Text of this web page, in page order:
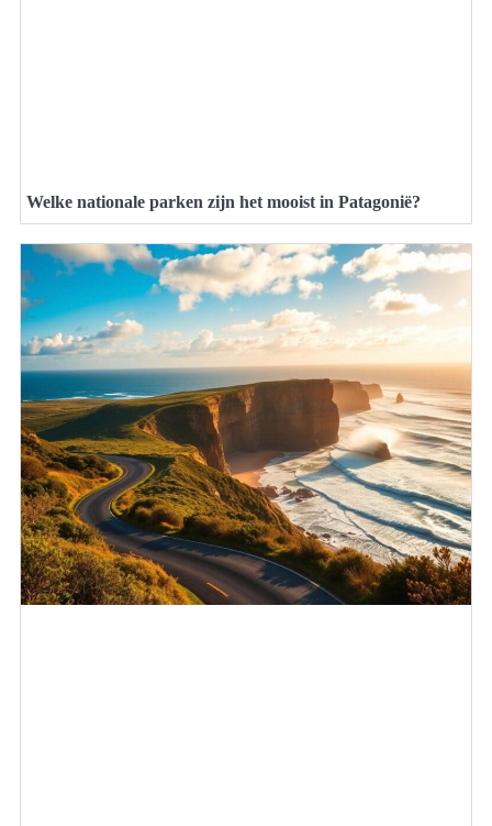
Welke nationale parken zijn het mooist in Patagonië?